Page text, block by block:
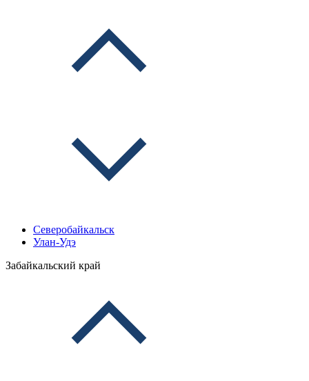
Северобайкальск
Улан-Удэ
Забайкальский край